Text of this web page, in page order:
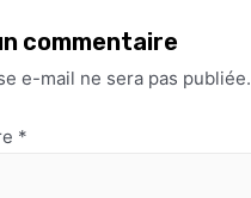
commentaire
e-mail ne sera pas publiée.
*